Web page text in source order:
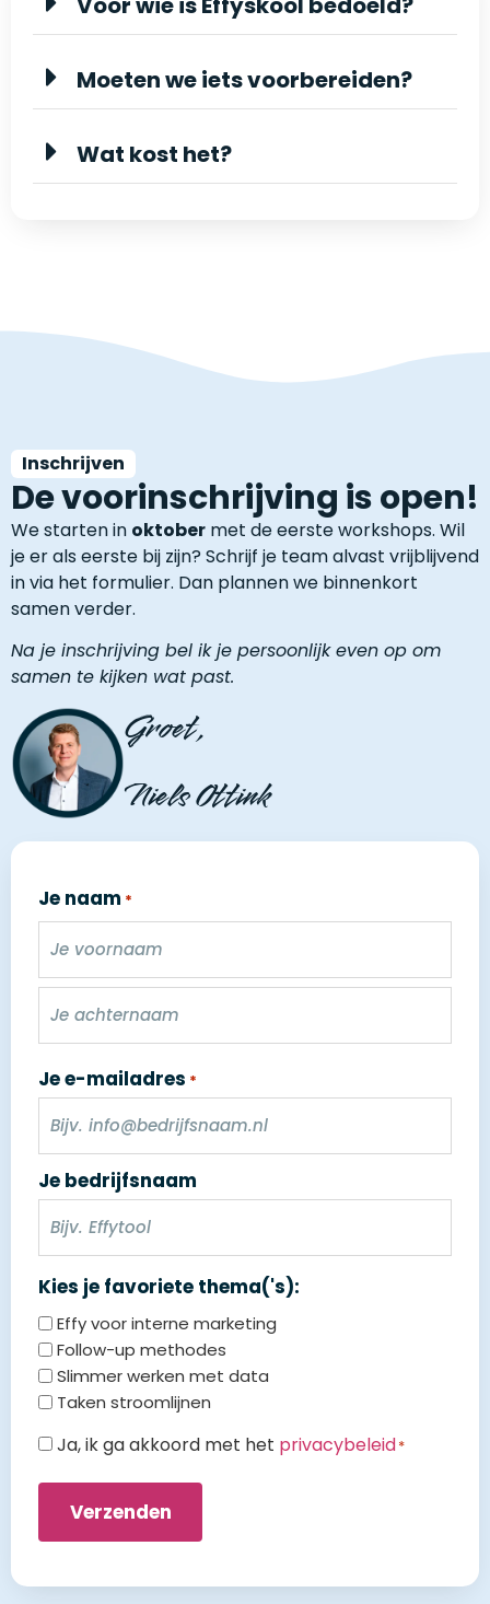
Moeten we iets voorbereiden?
Wat kost het?
Inschrijven
De voorinschrijving is open!
We starten in oktober met de eerste workshops. Wil
je er als eerste bij zijn? Schrijf je team alvast vrijblijvend
in via het formulier. Dan plannen we binnenkort
samen verder.
Na je inschrijving bel ik je persoonlijk even op om
samen te kijken wat past.
Groet,
Niels Ottink
Je naam *
Je e-mailadres *
Je bedrijfsnaam
Kies je favoriete thema('s):
Effy voor interne marketing
Follow-up methodes
Slimmer werken met data
Taken stroomlijnen
Privacybeleid
Ja, ik ga akkoord met het privacybeleid*